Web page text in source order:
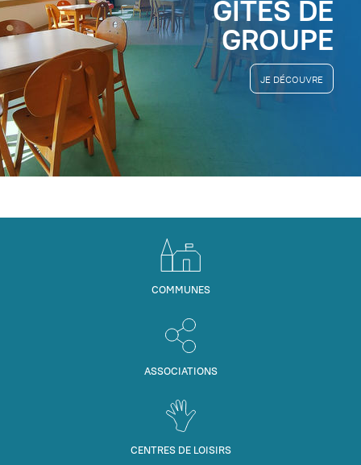
GÎTES DE
GROUPE
JE DÉCOUVRE
COMMUNES
ASSOCIATIONS
CENTRES DE LOISIRS